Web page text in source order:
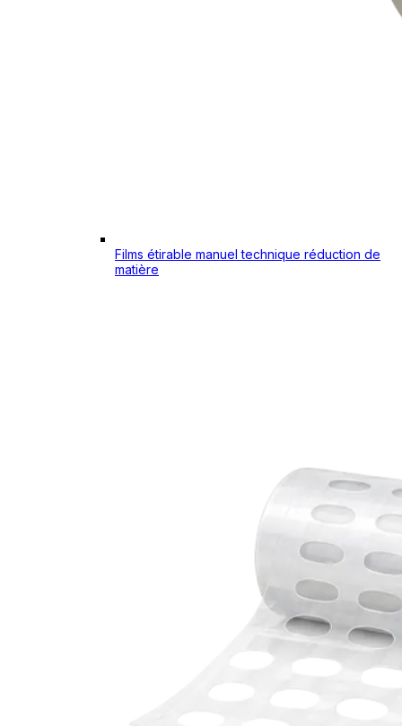
Films étirable manuel technique réduction de
matière